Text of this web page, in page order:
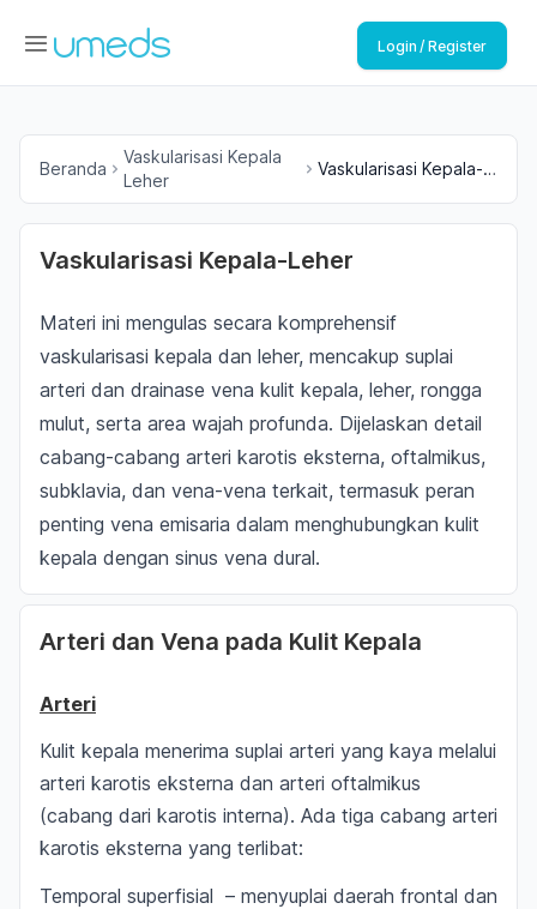
Login / Register
Beranda
Vaskularisasi Kepala
Leher
Vaskularisasi Kepala-
Vaskularisasi Kepala-Leher
Materi ini mengulas secara komprehensif
vaskularisasi kepala dan leher, mencakup suplai
arteri dan drainase vena kulit kepala, leher, rongga
mulut, serta area wajah profunda. Dijelaskan detail
cabang-cabang arteri karotis eksterna, oftalmikus,
subklavia, dan vena-vena terkait, termasuk peran
penting vena emisaria dalam menghubungkan kulit
kepala dengan sinus vena dural.
Arteri dan Vena pada Kulit Kepala
Arteri
Kulit kepala menerima suplai arteri yang kaya melalui
arteri karotis eksterna dan arteri oftalmikus
(cabang dari karotis interna). Ada tiga cabang arteri
karotis eksterna yang terlibat:
Temporal superfisial – menyuplai daerah frontal dan